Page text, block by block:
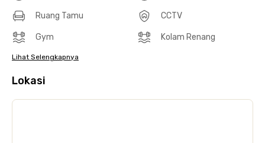
Ruang Tamu CCTV
Gym Kolam Renang
Lihat Selengkapnya
Lokasi